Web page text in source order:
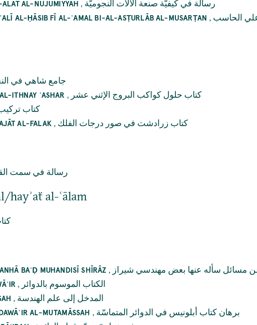
AL-NUJŪMIYYAH , رسالة في كيفيّة صنعة الآلات النجوميّة
AL-ḤĀSIB FĪ AL-ʿAMAL BI-AL-ASṬURLĀB AL-MUSARṬAN , الحاسب
جامع شاهي في
ITHNAY ʿASHAR , كتاب حلول كواكب البروج الإثني عشر
كتاب
AL-FALAK, كتاب زرادشت في صور درجات الفلك
رسالة في سمت
al-ʿālam
BAʿḌ MUHANDISĪ SHĪRĀZ , مسائل سأله عنها بعض مهندسي شيراز
, الكتاب الموسوم بالدوائر
, المدخل إلى علم الهندسة
AL-MUTAMĀSSAH , برهان كتاب أبلونيس في الدوائر المتماسّة